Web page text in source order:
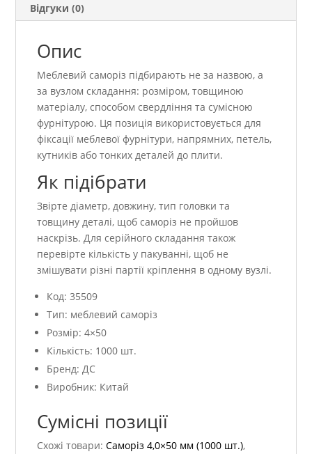
Відгуки (0)
Опис
Меблевий саморіз підбирають не за назвою, а
за вузлом складання: розміром, товщиною
матеріалу, способом свердління та сумісною
фурнітурою. Ця позиція використовується для
фіксації меблевої фурнітури, напрямних, петель,
кутників або тонких деталей до плити.
Як підібрати
Звірте діаметр, довжину, тип головки та
товщину деталі, щоб саморіз не пройшов
наскрізь. Для серійного складання також
перевірте кількість у пакуванні, щоб не
змішувати різні партії кріплення в одному вузлі.
Код: 35509
Тип: меблевий саморіз
Розмір: 4×50
Кількість: 1000 шт.
Бренд: ДС
Виробник: Китай
Сумісні позиції
Схожі товари:Саморіз 4,0×50 мм (1000 шт.),